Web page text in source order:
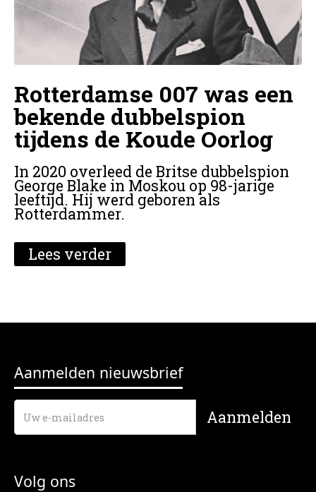
Rotterdamse 007 was een
bekende dubbelspion
tijdens de Koude Oorlog
In 2020 overleed de Britse dubbelspion
George Blake in Moskou op 98-jarige
leeftijd. Hij werd geboren als
Rotterdammer.
Lees verder
Aanmelden nieuwsbrief
Volg ons